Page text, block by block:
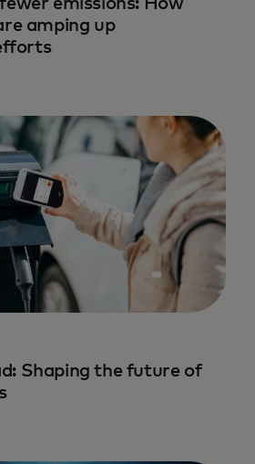
amping up
Shaping the future of